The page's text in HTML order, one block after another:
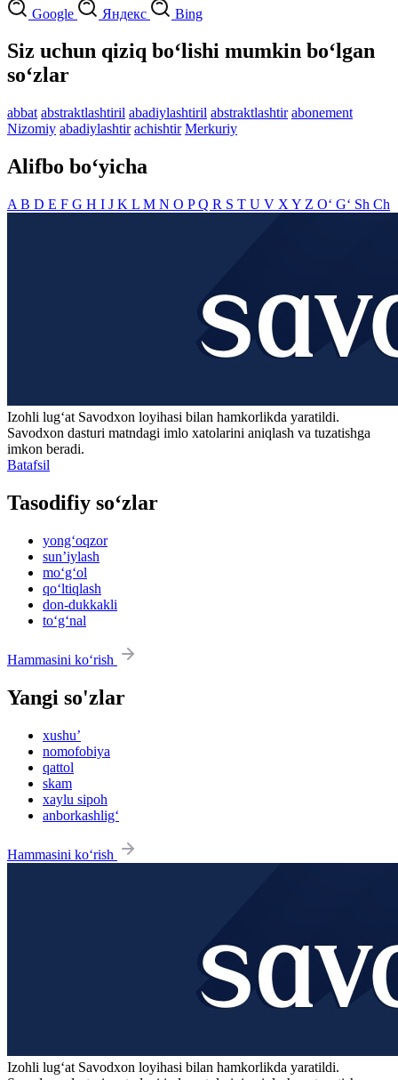
Google Яндекс Bing
Siz uchun qiziq bo‘lishi mumkin bo‘lgan
so‘zlar
abbat abstraktlashtiril abadiylashtiril abstraktlashtir abonement
Nizomiy abadiylashtir achishtir Merkuriy
Alifbo bo‘yicha
A B D E F G H I J K L M N O PQ R S T U V X Y Z O‘ G‘ Sh Ch
Izohli lugʻat Savodxon loyihasi bilan hamkorlikda yaratildi.
Savodxon dasturi matndagi imlo xatolarini aniqlash va tuzatishga
imkon beradi.
Batafsil
Tasodifiy so‘zlar
yong‘oqzor
sunʼiylash
mo‘g‘ol
qo‘ltiqlash
don-dukkakli
to‘g‘nal
Hammasini ko‘rish
Yangi so'zlar
xushu’
nomofobiya
qattol
skam
xaylu sipoh
anborkashlig‘
Hammasini ko‘rish
Izohli lugʻat Savodxon loyihasi bilan hamkorlikda yaratildi.